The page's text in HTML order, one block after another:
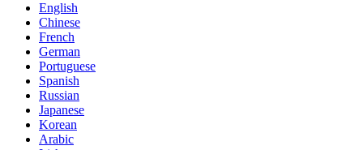
English
Chinese
French
German
Portuguese
Spanish
Russian
Japanese
Korean
Arabic